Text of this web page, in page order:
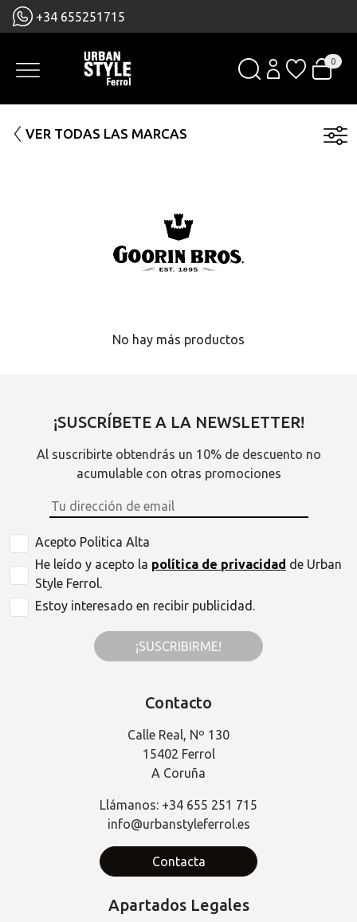
+34 655251715
0
VER TODAS LAS MARCAS
No hay más productos
¡SUSCRÍBETE A LA NEWSLETTER!
Al suscribirte obtendrás un 10% de descuento no
acumulable con otras promociones
Acepto Politica Alta
He leído y acepto la política de privacidad de Urban
Style Ferrol.
Estoy interesado en recibir publicidad.
¡SUSCRIBIRME!
Contacto
Calle Real, Nº 130
15402 Ferrol
A Coruña
Llámanos: +34 655 251 715
info@urbanstyleferrol.es
Contacta
Apartados Legales